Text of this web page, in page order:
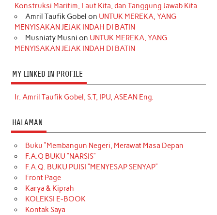
Konstruksi Maritim, Laut Kita, dan Tanggung Jawab Kita
Amril Taufik Gobel on UNTUK MEREKA, YANG
MENYISAKAN JEJAK INDAH DI BATIN
Musniaty Musni on UNTUK MEREKA, YANG
MENYISAKAN JEJAK INDAH DI BATIN
MY LINKED IN PROFILE
Ir. Amril Taufik Gobel, S.T, IPU, ASEAN Eng.
HALAMAN
Buku “Membangun Negeri, Merawat Masa Depan
F.A.Q BUKU “NARSIS”
F.A.Q. BUKU PUISI “MENYESAP SENYAP”
Front Page
Karya & Kiprah
KOLEKSI E-BOOK
Kontak Saya